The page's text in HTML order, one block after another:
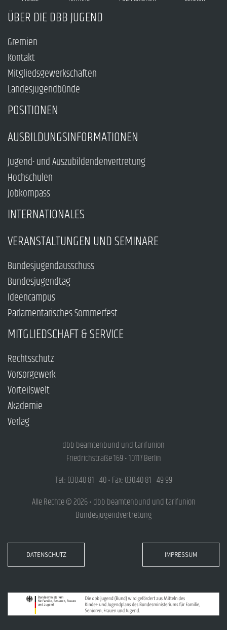
ÜBER DIE DBB JUGEND
Gremien
Kontakt
Mitgliedsgewerkschaften
Landesjugendbünde
POSITIONEN
AUSBILDUNGSINFORMATIONEN
Jugend- und Auszubildendenvertretung
Hochschulen
Jobkompass
INTERNATIONALES
VERANSTALTUNGEN UND SEMINARE
Bundesjugendausschuss
Bundesjugendtag
Ideencampus
Parlamentarisches Sommerfest
MITGLIEDSCHAFT & SERVICE
Rechtsschutz
Vorsorgewerk
Vorteilswelt
Akademie
Verlag
dbb beamtenbund und tarifunion
Friedrichstraße 169 • 10117 Berlin
Tel.: 030.40 81 - 40 • Fax: 030.40 81 - 49 99
Alle Rechte © 2026 • dbb beamtenbund und tarifunion
Bundesjugendvertretung
DATENSCHUTZ IMPRESSUM